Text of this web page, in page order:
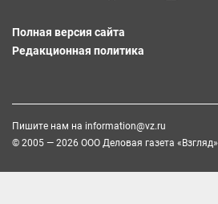
Полная версия сайта
Редакционная политика
Пишите нам на information@vz.ru
© 2005 — 2026 ООО Деловая газета «Взгляд»